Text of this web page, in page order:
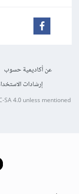
عن أكاديمية حسوب
إرشادات
SA 4.0unless mentioned